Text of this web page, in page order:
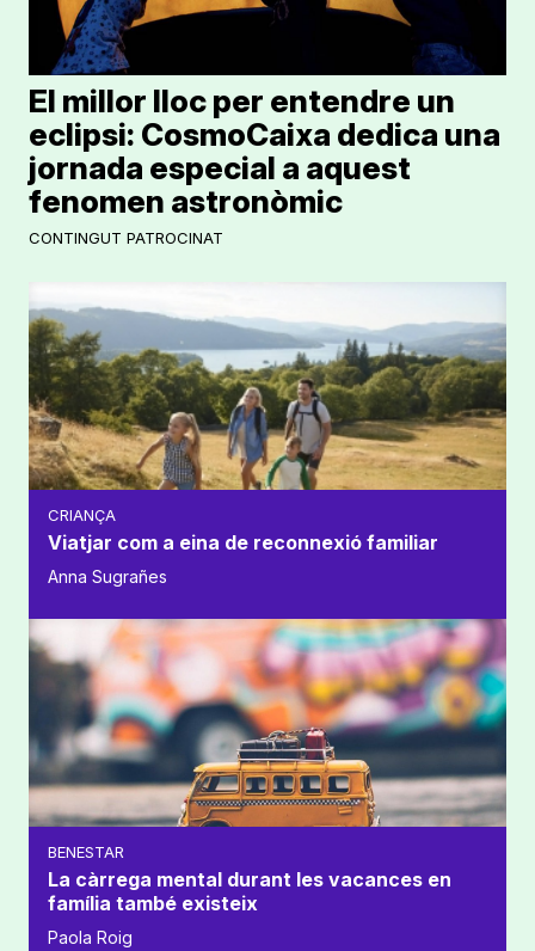
CONTINGUT PATROCINAT
El millor lloc per entendre un
eclipsi: CosmoCaixa dedica una
jornada especial a aquest
fenomen astronòmic
CRIANÇA
Viatjar com a eina de reconnexió familiar
Anna Sugrañes
BENESTAR
La càrrega mental durant les vacances en
família també existeix
Paola Roig